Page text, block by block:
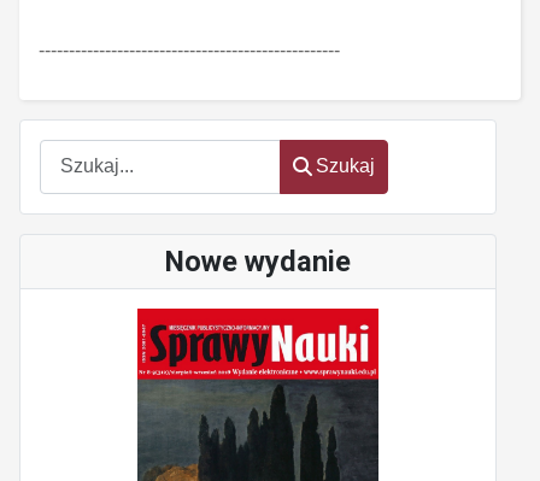
Szukaj
Szukaj
Nowe wydanie
--------------------------------------------------